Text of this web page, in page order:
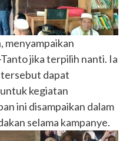
menyampaikan
jika terpilih nanti. Ia
dapat
kegiatan
ini disampaikan dalam
selama kampanye.